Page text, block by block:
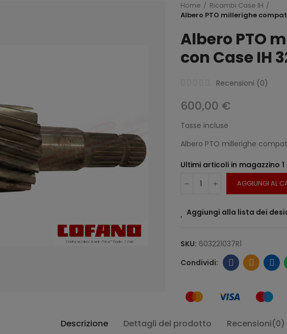
Home
Ricambi Case IH
Albero PTO millerighe
Albero PTO
con Case IH
Recensioni (0)
600,00 €
Tasse incluse
Albero PTO millerighe
Ultimi articoli in magazzino
AGGIUNGI AL
Aggiungi alla lista dei
SKU: 603221037R1
Descrizione Dettagli del prodotto Recensioni(0)